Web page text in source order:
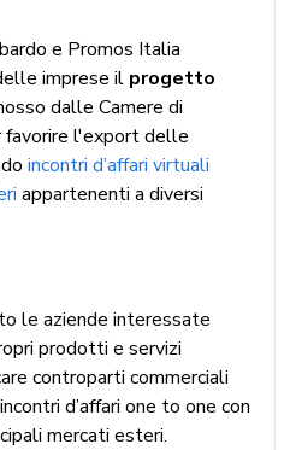
e Promos Italia
imprese il progetto
dalle Camere di
favorire l'export delle
incontri d’affari virtuali
appartenenti a diversi
le aziende interessate
prodotti e servizi
controparti commerciali
d’affari one to one con
mercati esteri.